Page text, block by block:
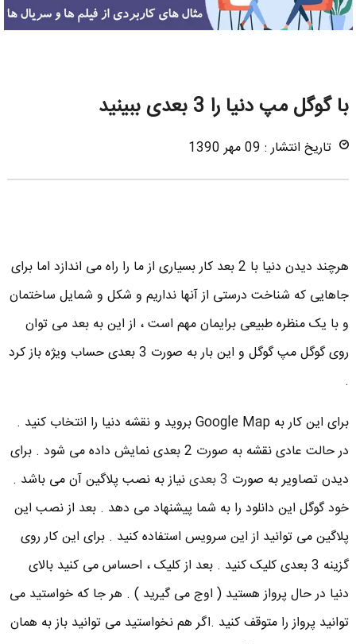
با گوگل مپ دنیا را 3 بعدی ببینید
تاریخ انتشار : 09 مهر 1390
هرچند دیدن دنیا با 2 بعد کار بسیاری از ما را راه می اندازد اما برای
جاهایی که شناخت درستی از آنها نداریم و شکل و شمایل ساختمان
و با یک منظره طبیعی برایمان مهم است ، از این به بعد می توان
روی گوگل مپ گوگل و این بار به صورت 3 بعدی حساب ویژه باز کرد
.
برای این کار به Google Map بروید و نقشه دنیا را انتخاب کنید .
در حالت عادی نقشه به صورت 2 بعدی نمایش داده می شود . برای
دیدن تصاویر به صورت 3 بعدی
نیاز به نصب پلاگین آن می باشد .
خود گوگل این دانلود را به شما پیشنهاد می دهد . بعد از نصب این
پلاگین می توانید از این سرویس استفاده کنید . برای این کار روی
گزینه 3 بعدی کلیک کنید . بعد از کلیک ، احساس می کنید بالای
دنیا در حال پرواز هستید ( اوج می گیرید ) . هر جا که خواستید می
توانید پرواز را متوقف کنید .اگر هم نخواستید می توانید باز به همان